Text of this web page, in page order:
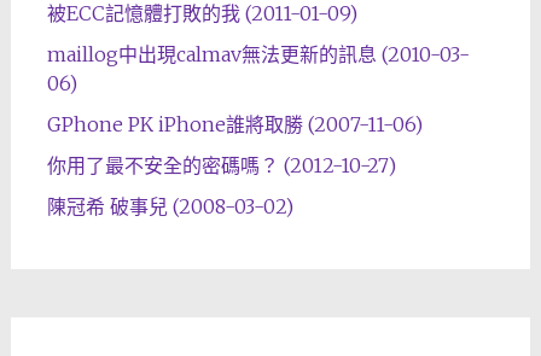
被ECC記憶體打敗的我 (2011-01-09)
maillog中出現calmav無法更新的訊息 (2010-03-
06)
GPhone PK iPhone誰將取勝 (2007-11-06)
你用了最不安全的密碼嗎？ (2012-10-27)
陳冠希 破事兒 (2008-03-02)